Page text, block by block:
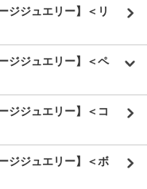
ジジュエリー】＜リ
ジジュエリー】＜ペ
ジジュエリー】＜コ
ジジュエリー】＜ボ